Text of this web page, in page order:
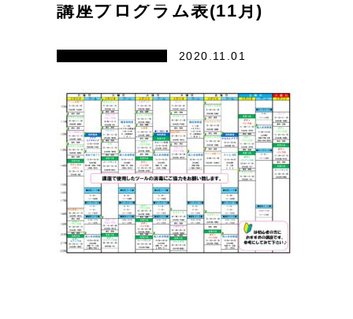
講座プログラム表(11月)
2020.11.01